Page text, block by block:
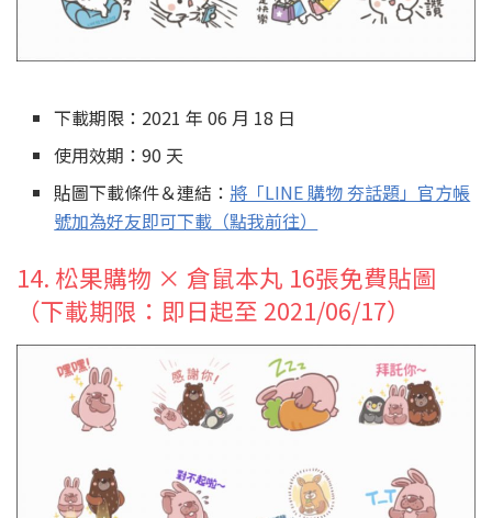
下載期限：2021 年 06 月 18 日
使用效期：90 天
貼圖下載條件＆連結： 將「LINE 購物 夯話題」官方帳
號加為好友即可下載（點我前往）
14. 松果購物 × 倉鼠本丸 16張免費貼圖
（下載期限：即日起至 2021/06/17）